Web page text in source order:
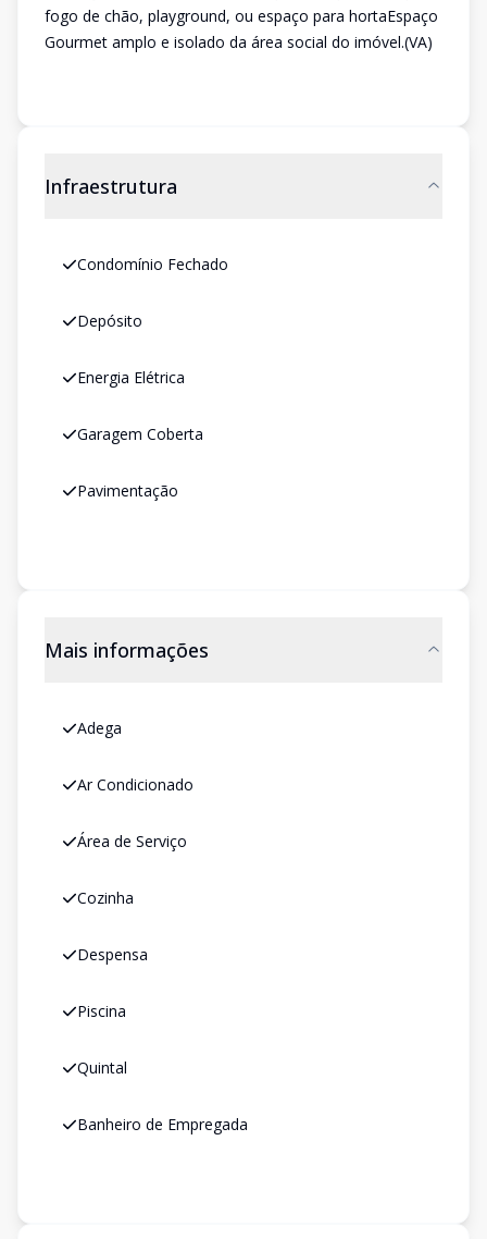
fogo de chão, playground, ou espaço para hortaEspaço
Gourmet amplo e isolado da área social do imóvel.(VA)
Infraestrutura
Condomínio Fechado
Depósito
Energia Elétrica
Garagem Coberta
Pavimentação
Mais informações
Adega
Ar Condicionado
Área de Serviço
Cozinha
Despensa
Piscina
Quintal
Banheiro de Empregada